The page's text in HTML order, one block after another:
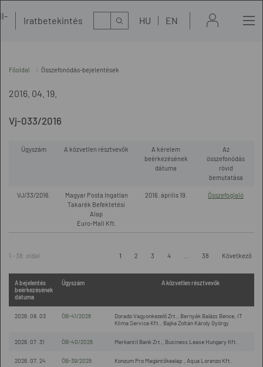
Iratbetekintés Kereső HU EN
Főoldal Összefonódás-bejelentések
2016. 04. 19.
Vj-033/2016
Ügyszám A közvetlen résztvevők
A kérelem
beérkezésének
dátuma
Az
összefonódás
rövid
bemutatása
VJ/33/2016.
Magyar Posta Ingatlan
Takarék Befektetési
Alap
Euro-Mall Kft.
2016. április 19. Összefoglaló
1 - 38. oldal 1 2 3 4 38 Következő
A bejelentés
beérkezésének
dátuma
Ügyszám A közvetlen résztvevők
2026. 08. 03 ÖB-41/2026
Dorado Vagyonkezelő Zrt., Bernyák Balázs Bence, IT
Klima Service Kft., Bajka Zoltán Károly György
2026. 07. 31 ÖB-40/2026 Merkantil Bank Zrt., Business Lease Hungary Kft.
2026. 07. 24 ÖB-39/2026 Konzum Pro Magántőkealap , Aqua Lorenzo Kft.